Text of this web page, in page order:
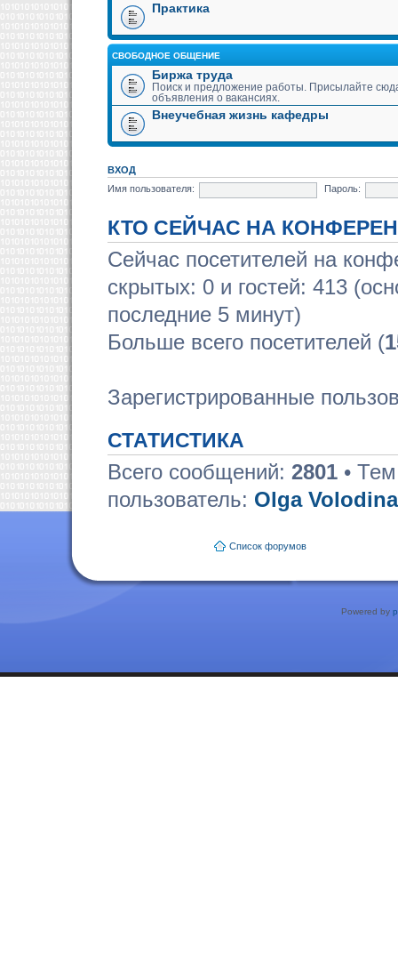
Практика
СВОБОДНОЕ ОБЩЕНИЕ
Биржа труда
Поиск и предложение работы. Присылайте
объявления о вакансиях.
Внеучебная жизнь кафедры
ВХОД
Имя пользователя:
Пароль:
КТО СЕЙЧАС НА
Сейчас посетителей на
скрытых: 0 и гостей: 413
последние 5 минут)
Больше всего посетителей (
Зарегистрированные
СТАТИСТИКА
Всего сообщений: 2801 •
пользователь: Olga Volodina
Список форумов
Powered by